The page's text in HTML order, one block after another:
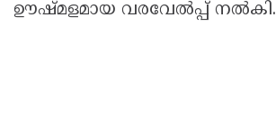
ഊഷ്മളമായ വരവേൽപ്പ് നൽകി.